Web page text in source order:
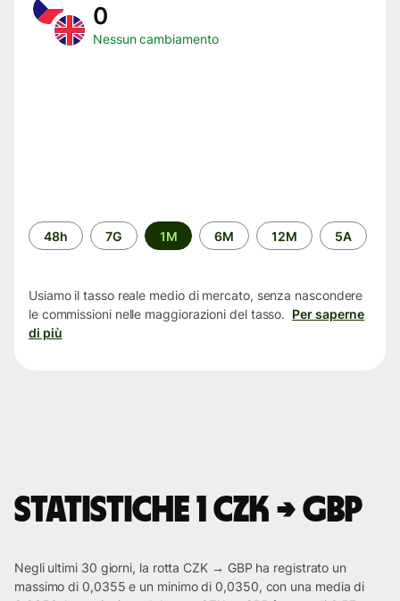
0
Nessun cambiamento
Periodo
di
48h 7G 1M 6M 12M 5A
Usiamo il tasso reale medio di mercato, senza nascondere
le commissioni nelle maggiorazioni del tasso. Per saperne
di più
Statistiche 1 CZK → GBP
Negli ultimi 30 giorni, la rotta CZK → GBP ha registrato un
massimo di 0,0355 e un minimo di 0,0350, con una media di